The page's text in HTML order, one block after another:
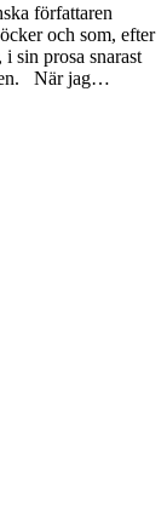
författaren
och som, efter
sin prosa snarast
När jag…